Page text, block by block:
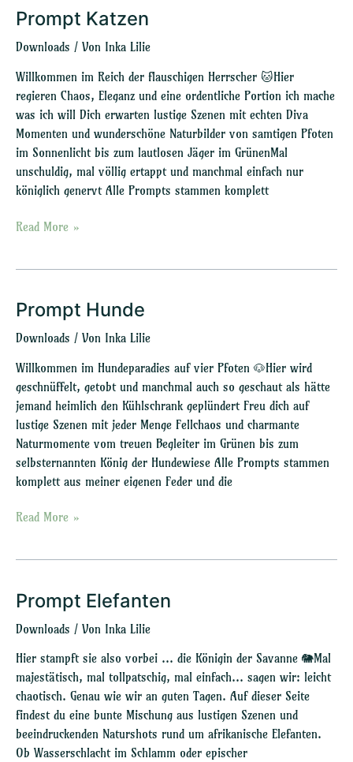
Prompt Katzen
Downloads / Von Inka Lilie
Willkommen im Reich der flauschigen Herrscher 🐱Hier
regieren Chaos, Eleganz und eine ordentliche Portion ich mache
was ich will Dich erwarten lustige Szenen mit echten Diva
Momenten und wunderschöne Naturbilder von samtigen Pfoten
im Sonnenlicht bis zum lautlosen Jäger im GrünenMal
unschuldig, mal völlig ertappt und manchmal einfach nur
königlich genervt Alle Prompts stammen komplett
Prompt
Read More »
Prompt Hunde
Downloads / Von Inka Lilie
Willkommen im Hundeparadies auf vier Pfoten 🐶Hier wird
geschnüffelt, getobt und manchmal auch so geschaut als hätte
jemand heimlich den Kühlschrank geplündert Freu dich auf
lustige Szenen mit jeder Menge Fellchaos und charmante
Naturmomente vom treuen Begleiter im Grünen bis zum
selbsternannten König der Hundewiese Alle Prompts stammen
komplett aus meiner eigenen Feder und die
Prompt
Read More »
Prompt Elefanten
Downloads / Von Inka Lilie
Hier stampft sie also vorbei … die Königin der Savanne 🐘Mal
majestätisch, mal tollpatschig, mal einfach… sagen wir: leicht
chaotisch. Genau wie wir an guten Tagen. Auf dieser Seite
findest du eine bunte Mischung aus lustigen Szenen und
beeindruckenden Naturshots rund um afrikanische Elefanten.
Ob Wasserschlacht im Schlamm oder epischer
Prompt